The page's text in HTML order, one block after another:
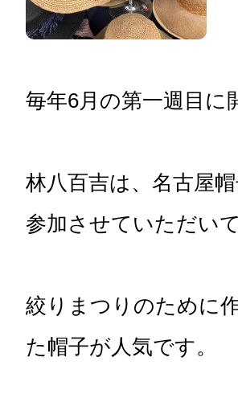
毎年6月の第一週目に
林八百吉は、名古屋
参加させていただい
絞りまつりのために
た帽子が人気です。